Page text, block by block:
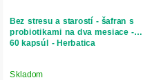
Bez stresu a starostí - šafran s
probiotikami na dva mesiace -
60 kapsúl - Herbatica
Skladom